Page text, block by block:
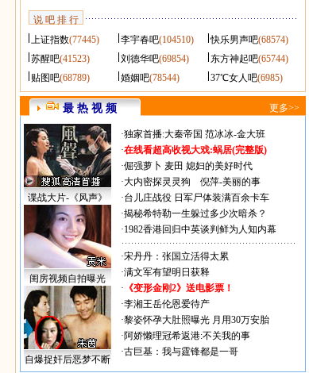
说 吧 排 行
上证指数(77445) 李宇春吧(104510) 快乐男声吧(68574)
苏醒吧(41523) 刘德华吧(69854) 东方神起吧(65744)
贴图吧(68789) 婚姻吧(78544) 37℃女人吧(6985)
最 热 视 频 更多>>
谍战大片-《风声》
闺房视频自拍曝光
自爆捉奸后恶梦不断
·独家首播:大秦帝国 范冰冰-金大班
·在线看超高收视大戏:蜗居(完整版)
·倔强萝卜 麦田 媳妇的美好时代
·大内密探灵灵狗
倪萍-美丽的事
·台儿庄战役 日军尸体装满百余卡车
·揭秘希特勒一生躲过多少次暗杀？
·1982香港回归中英谈判鲜为人知内幕
·宋丹丹：张国立活得太累
·满文军有望明日获释
· 《变形金刚2》送电影票！
·李湘王岳伦恩爱待产
·黎姿怀孕大肚照曝光 月用30万安胎
·阿娇懒理冠希返港:不关我的事
·古巨基：我与霆锋都是一哥